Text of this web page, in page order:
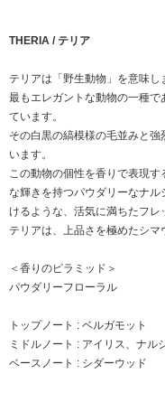
THERIA / テリア
テリアは「野生動物」を意味
最もエレガントな動物の一種
ています。
その白黒の縞模様の毛並みと
います。
この動物の個性を香りで表現
な輝きを持つパウダリーなナ
けるような、活気に満ちたフレ
テリアは、上品さを極めたシマ
＜香りのピラミッド＞
パウダリーフローラル
トップノート : ベルガモット
ミドルノート : アイリス、ナル
ベースノート : シダーウッド